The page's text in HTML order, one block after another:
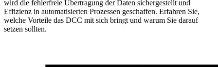
wird die fehlerfreie Übertragung der Daten sichergestellt und
Effizienz in automatisierten Prozessen geschaffen. Erfahren Sie,
welche Vorteile das DCC mit sich bringt und warum Sie darauf
setzen sollten.